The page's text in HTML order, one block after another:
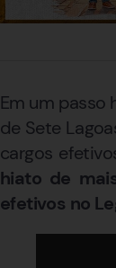
Em um passo
de Sete
cargos
hiato de
efetivos no